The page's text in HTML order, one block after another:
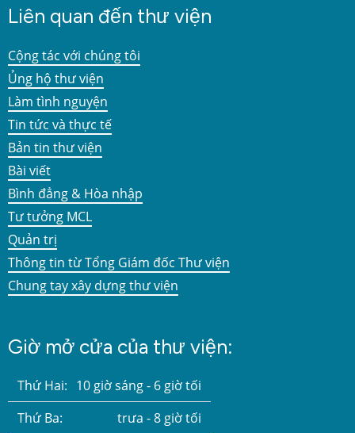
Liên quan đến thư viện
Cộng tác với chúng tôi
Ủng hộ thư viện
Làm tình nguyện
Tin tức và thực tế
Bản tin thư viện
Bài viết
Bình đẳng & Hòa nhập
Tư tưởng MCL
Quản trị
Thông tin từ Tổng Giám đốc Thư viện
Chung tay xây dựng thư viện
Giờ mở cửa của thư viện:
Thứ Hai: 10 giờ sáng - 6 giờ tối
Thứ Ba:
trưa - 8 giờ tối